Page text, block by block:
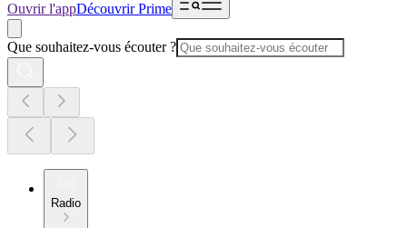
Ouvrir l'appDécouvrir Prime
Que souhaitez-vous écouter ?
Radio